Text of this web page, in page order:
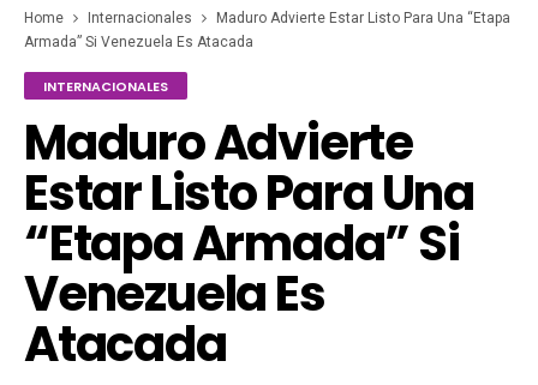
Home Internacionales
Maduro Advierte Estar Listo Para Una “etapa
Armada” Si Venezuela Es Atacada
INTERNACIONALES
Maduro Advierte
Estar Listo Para Una
“etapa Armada” Si
Venezuela Es
Atacada